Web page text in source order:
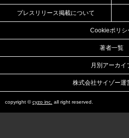
プレスリリース掲載について
Cookieポリシ
著者一覧
月別アーカイ
株式会社サイゾー運
copyright ©cyzo inc. all right reserved.